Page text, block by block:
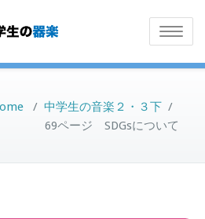
Toggle
/ 中学生の音楽２・３下 /
69ページ SDGsについて